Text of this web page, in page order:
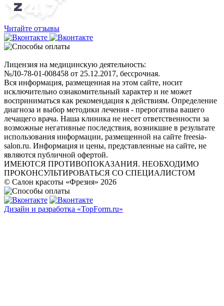
Читайте отзывы
Лицензия на медицинскую деятельность:
№Л0-78-01-008458 от 25.12.2017, бессрочная.
Вся информация, размещенная на этом сайте, носит
исключительно ознакомительный характер и не может
восприниматься как рекомендация к действиям. Определение
диагноза и выбор методики лечения - прерогатива вашего
лечащего врача. Наша клиника не несет ответственности за
возможные негативные последствия, возникшие в результате
использования информации, размещенной на сайте freesia-
salon.ru. Информация и цены, представленные на сайте, не
являются публичной офертой.
ИМЕЮТСЯ ПРОТИВОПОКАЗАНИЯ. НЕОБХОДИМО
ПРОКОНСУЛЬТИРОВАТЬСЯ СО СПЕЦИАЛИСТОМ
© Салон красоты «Фрезия» 2026
Дизайн и разработка «TopForm.ru»